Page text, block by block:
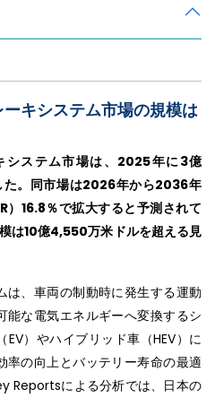
キシステム市場の規模は
システム市場は、2025年に3億
た。同市場は2026年から2036年
）16.8％で拡大すると予測されて
は10億4,550万米ドルを超える見
は、車両の制動時に発生する運動
能な電気エネルギーへ変換するシ
）やハイブリッド車（HEV）に
率の向上とバッテリー寿命の最適
Reportsによる分析では、日本の